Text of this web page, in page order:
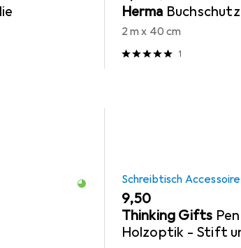
Herma
2 m x 40 cm
1
Schreibtisch Accessoire
EUR
9,50
Thinking Gifts
Holzoptik - Stift